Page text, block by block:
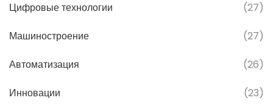
Цифровые технологии (27)
Машиностроение (27)
Автоматизация (26)
Инновации (23)